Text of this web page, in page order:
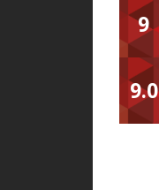
9
9.0